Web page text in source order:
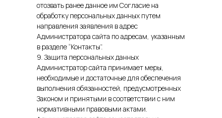
отозвать ранее данное им Согласие на
обработку персональных данных путем
направления заявления в адрес
Администратора сайта по адресам, указанным
в разделе “Контакты”.
9. Защита персональных данных
Администратор сайта принимает меры,
необходимые и достаточные для обеспечения
выполнения обязанностей, предусмотренных
Законом и принятыми в соответствии с ним
нормативными правовыми актами.